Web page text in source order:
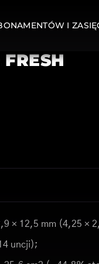
I
× 12,5 mm (4,25 ×
uncji);